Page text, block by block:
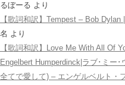
るぼーる より
【歌詞和訳】Tempest – Bob
名 より
【歌詞和訳】Love Me With All Of
Engelbert Humperdinck|ラブ･ミー
全てで愛して) – エンゲルベルト・